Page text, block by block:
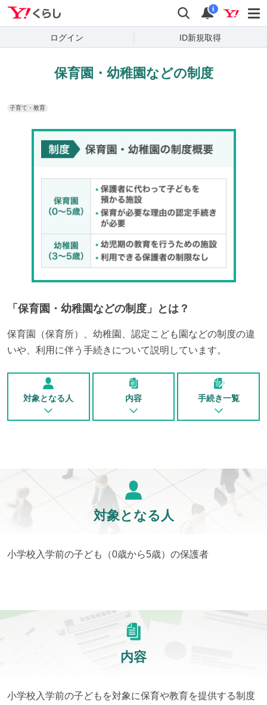
検索 通知
i
ログイン ID新規取得
保育園・幼稚園などの制度
子育て・教育
「 保育園・幼稚園などの制度 」とは？
保育園（保育所）、幼稚園、認定こども園などの制度の違
いや、利用に伴う手続きについて説明しています。
対象となる人 内容 手続き一覧
対象となる人
小学校入学前の子ども（0歳から5歳）の保護者
内容
小学校入学前の子どもを対象に保育や教育を提供する制度